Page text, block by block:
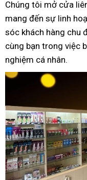
Chúng tôi mở cửa
mang đến sự linh
sóc khách hàng chu
cùng bạn trong việc
nghiệm cá nhân.